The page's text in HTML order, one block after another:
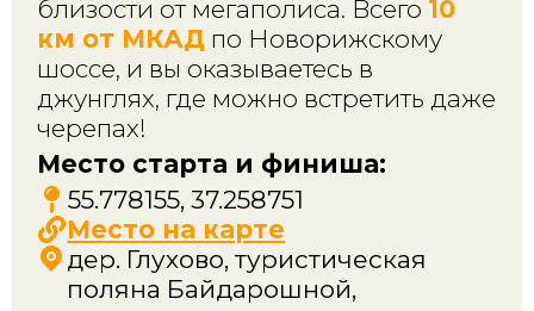
джунглях, где можно встретить даже
черепах!
Место старта и финиша:
55.778155, 37.258751
Место на карте
дер. Глухово, туристическая
поляна Байдарошной,
недалеко от родника.
Добраться можно на машине
и общественным транспортом.